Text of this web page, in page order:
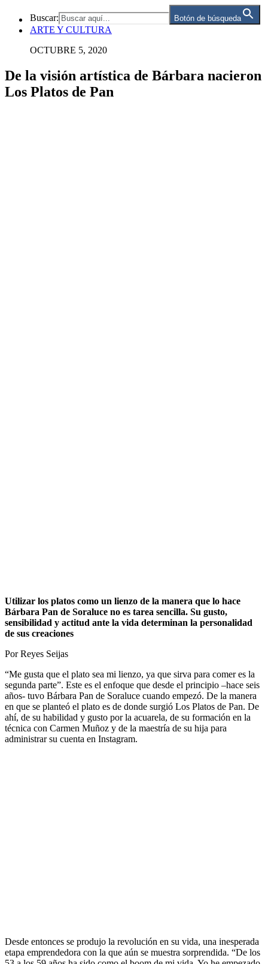
Buscar: Botón de búsqueda
ARTE Y CULTURA
OCTUBRE 5, 2020
De la visión artística de Bárbara nacieron
Los Platos de Pan
Utilizar los platos como un lienzo de la manera que lo hace
Bárbara Pan de Soraluce no es tarea sencilla. Su gusto,
sensibilidad y actitud ante la vida determinan la personalidad
de sus creaciones
Por Reyes Seijas
“Me gusta que el plato sea mi lienzo, ya que sirva para comer es la
segunda parte”. Este es el enfoque que desde el principio –hace seis
años- tuvo Bárbara Pan de Soraluce cuando empezó. De la manera
en que se planteó el plato es de donde surgió Los Platos de Pan. De
ahí, de su habilidad y gusto por la acuarela, de su formación en la
técnica con Carmen Muñoz y de la maestría de su hija para
administrar su cuenta en Instagram.
Desde entonces se produjo la revolución en su vida, una inesperada
etapa emprendedora con la que aún se muestra sorprendida. “De los